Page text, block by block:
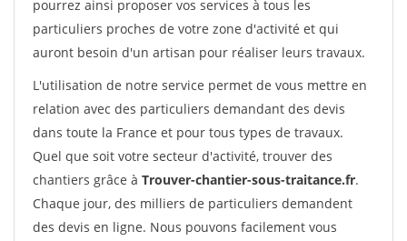
pourrez ainsi proposer vos services à tous les
particuliers proches de votre zone d'activité et qui
auront besoin d'un artisan pour réaliser leurs travaux.
L'utilisation de notre service permet de vous mettre en
relation avec des particuliers demandant des devis
dans toute la France et pour tous types de travaux.
Quel que soit votre secteur d'activité, trouver des
chantiers grâce à Trouver-chantier-sous-traitance.fr.
Chaque jour, des milliers de particuliers demandent
des devis en ligne. Nous pouvons facilement vous